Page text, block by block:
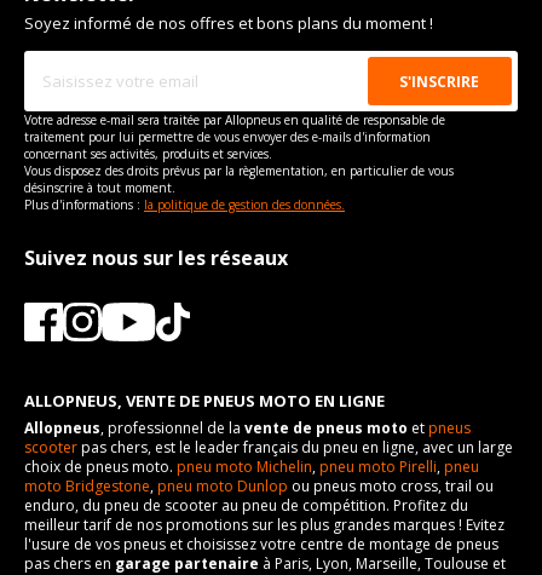
Soyez informé de nos offres et bons plans du moment !
Votre adresse e-mail sera traitée par Allopneus en qualité de responsable de
traitement pour lui permettre de vous envoyer des e-mails d'information
concernant ses activités, produits et services.
Vous disposez des droits prévus par la règlementation, en particulier de vous
désinscrire à tout moment.
Plus d'informations : la politique de gestion des données.
Suivez nous sur les réseaux
ALLOPNEUS, VENTE DE PNEUS MOTO EN LIGNE
Allopneus, professionnel de la vente de pneus moto etpneus
scooterpas chers, est le leader français du pneu en ligne, avec un large
choix de pneus moto. pneu moto Michelin,pneu moto Pirelli,pneu
moto Bridgestone,pneu moto Dunlop ou pneus moto cross, trail ou
enduro, du pneu de scooter au pneu de compétition. Profitez du
meilleur tarif de nos promotions sur les plus grandes marques ! Evitez
l'usure de vos pneus et choisissez votre centre de montage de pneus
pas chers en garage partenaire à Paris, Lyon, Marseille, Toulouse et